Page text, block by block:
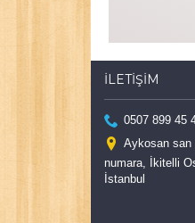
İLETIŞIM
0507 899 45
Aykosan san
numara, İkitelli
İstanbul